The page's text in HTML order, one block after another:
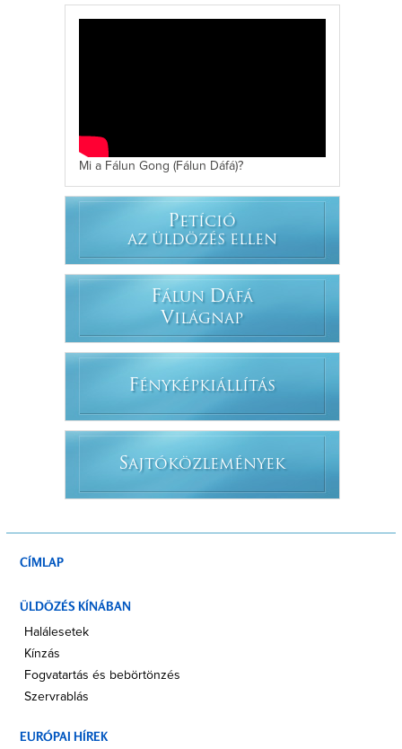
Mi a Fálun Gong (Fálun Dáfá)?
PETÍCIÓ
AZ ÜLDÖZÉS ELLEN
FÁLUN DÁFÁ
VILÁGNAP
FÉNYKÉPKIÁLLÍTÁS
SAJTÓKÖZLEMÉNYEK
CÍMLAP
ÜLDÖZÉS KÍNÁBAN
Halálesetek
Kínzás
Fogvatartás és bebörtönzés
Szervrablás
EURÓPAI HÍREK